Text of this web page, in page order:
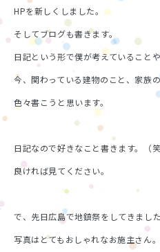
HPを新しくしました。
そしてブログも書きます。
日記という形で僕が考えていることや
今、関わっている建物のこと、家族
色々書こうと思います。
日記なので好きなこと書きます。（笑
良ければ見てください。
で、先日広島で地鎮祭をしてきました
写真はとてもおしゃれなお施主さん。